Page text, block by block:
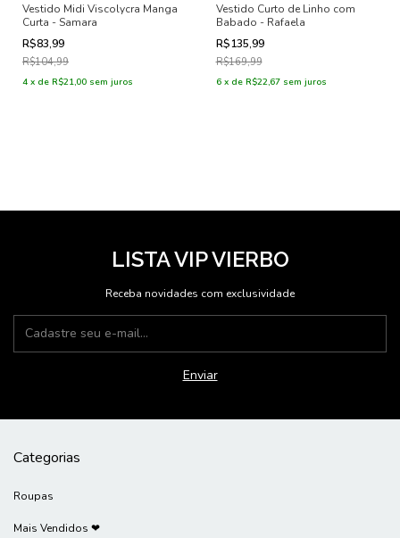
Vestido Midi Viscolycra Manga
Curta - Samara
R$83,99
R$104,99
4 x de R$21,00 sem juros
Vestido Curto de Linho com
Babado - Rafaela
R$135,99
R$169,99
6 x de R$22,67 sem juros
LISTA VIP VIERBO
Receba novidades com exclusividade
Categorias
Roupas
Mais Vendidos ❤